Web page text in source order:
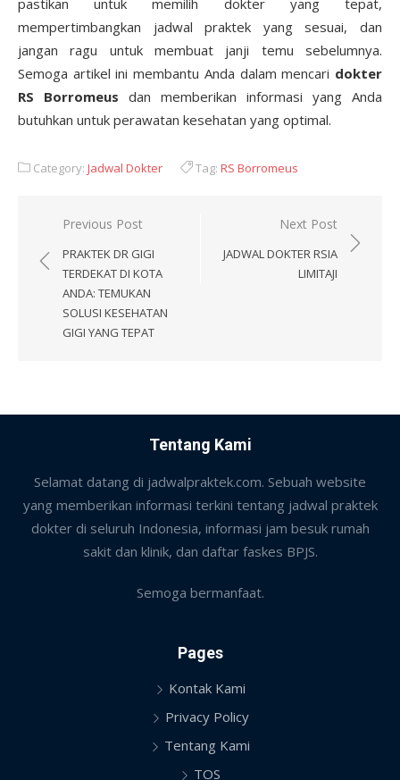
pastikan untuk memilih dokter yang tepat,
mempertimbangkan jadwal praktek yang sesuai, dan
jangan ragu untuk membuat janji temu sebelumnya.
Semoga artikel ini membantu Anda dalam mencari dokter
RS Borromeus dan memberikan informasi yang Anda
butuhkan untuk perawatan kesehatan yang optimal.
Category: Jadwal Dokter Tag: RS Borromeus
Post
navigation
Previous Post
PRAKTEK DR GIGI
TERDEKAT DI KOTA
ANDA: TEMUKAN
SOLUSI KESEHATAN
GIGI YANG TEPAT
Next Post
JADWAL DOKTER RSIA
LIMITAJI
Tentang Kami
Selamat datang di jadwalpraktek.com. Sebuah website
yang memberikan informasi terkini tentang jadwal praktek
dokter di seluruh Indonesia, informasi jam besuk rumah
sakit dan klinik, dan daftar faskes BPJS.
Semoga bermanfaat.
Pages
Kontak Kami
Privacy Policy
Tentang Kami
TOS